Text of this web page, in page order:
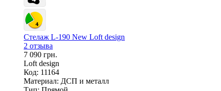
Стелаж L-190 New Loft design
2 отзыва
7 090 грн.
Loft design
Код: 11164
Материал: ДСП и металл